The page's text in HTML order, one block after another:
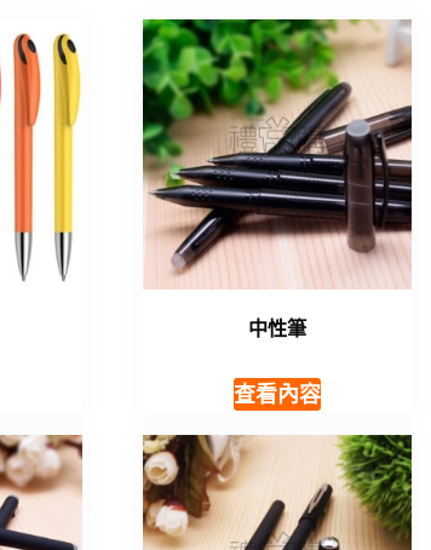
中性筆
查看內容